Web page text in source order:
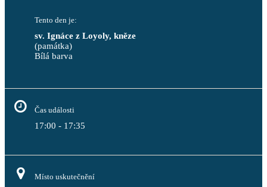
Tento den je:
sv. Ignáce z Loyoly, kněze
(památka)
Bílá barva
Čas události
17:00 - 17:35
Místo uskutečnění